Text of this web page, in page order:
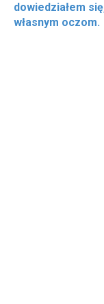
dowiedziałem
własnym oczom.